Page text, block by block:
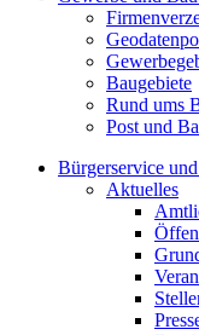
Baugebiete
Rund ums
Post und
Bürgerservice
Aktuelles